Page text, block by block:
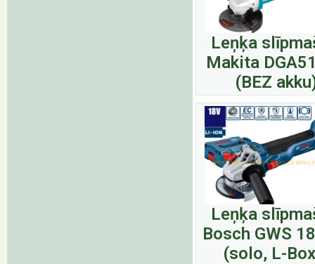
Leņķa
Makita
(BEZ
Leņķa
Bosch GWS
(solo, L-